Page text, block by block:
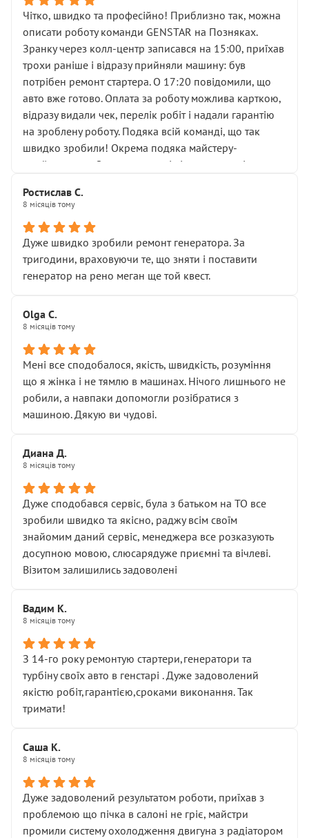
ущільнювачів.
Що прикро — це не перший мій візит. Раніше міняв у
вас стартер, і тоді сервіс наче справив хороше
враження. Але згодом знайшов декілька гайок під
лобовим склом. Мені пояснили, що це “старі гайки, які
відкручували”, і попросили не хвилюватися. ( надіюсь
новий власник, не застяг в полі))
Але після нинішнього візиту такі дрібниці вже не
здаються дрібницями.
Я — клієнт, який працює на довірі, і саме її цей сервіс
Хотілося б більше:
• належної уваги до авто
• прозорості в роботах і рахунках
• реальної діагностики, а не формального
“подивились і поїхав”
На жаль, складається враження, що сервіс працює не
Стосовно комунікації - все добре
Чітко, швидко та професійно! Приблизно так, можна
описати роботу команди GENSTAR на Позняках.
Зранку через колл-центр записався на 15:00, приїхав
трохи раніше і відразу прийняли машину: був
потрібен ремонт стартера. О 17:20 повідомили, що
авто вже готово. Оплата за роботу можлива карткою,
відразу видали чек, перелік робіт і надали гарантію
на зроблену роботу. Подяка всій команді, що так
швидко зробили! Окрема подяка майстеру-
приймальнику Олександру: всі чітко та по суті.
звертатися до цього автосервісу.
Ростислав С.
8 місяців тому
Дуже швидко зробили ремонт генератора. За
тригодини, враховуючи те, що зняти і поставити
генератор на рено меган ще той квест.
Olga С.
8 місяців тому
Мені все сподобалося, якість, швидкість, розуміння
що я жінка і не тямлю в машинах. Нічого лишнього не
робили, а навпаки допомогли розібратися з
машиною. Дякую ви чудові.
Диана Д.
8 місяців тому
Дуже сподобався сервіс, була з батьком на ТО все
зробили швидко та якісно, раджу всім своїм
знайомим даний сервіс, менеджера все розказують
досупною мовою, слюсарядуже приємні та вічлеві.
Візитом залишились задоволені
Вадим К.
8 місяців тому
З 14-го року ремонтую стартери,генератори та
турбіну своїх авто в генстарі . Дуже задоволений
якістю робіт,гарантією,сроками виконання. Так
тримати!
Саша К.
8 місяців тому
Дуже задоволений результатом роботи, приїхав з
проблемою що пічка в салоні не гріє, майстри
промили систему охолодження двигуна з радіатором